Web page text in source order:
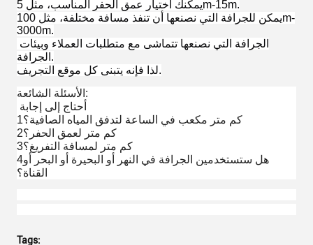
يمكنك اختيار عمق الحفر المناسب، مثل 5m-15m.
يمكن للجرافة التي نصنعها أن تنفذ مسافة مختلفة، مثل 100m-
3000m.
الجرافة.
لذا فإنه يتبنى كل موقع التجريف.
الأسئلة الشائعة:
أحتاج إلى إجابة
1كم متر مكعب في الساعة لتدفق المياه الصافية؟
2كم متر لعمق الحفر؟
3كم متر لمسافة التفريغ؟
4هل ستستخدمين الجرافة في النهر أو البحيرة أو البحر أو
القناة؟
Tags: